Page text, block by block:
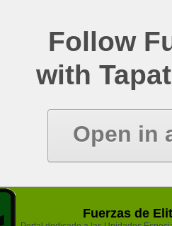
Follow
with
Open in
Fuerzas de